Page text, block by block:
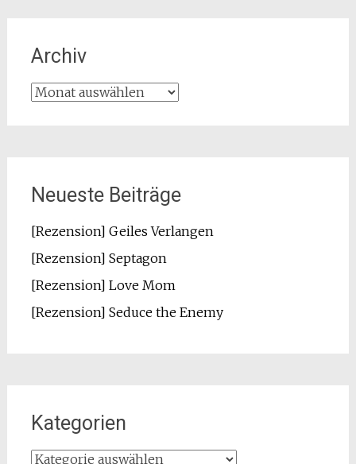
Archiv
Archiv
Neueste Beiträge
[Rezension] Geiles Verlangen
[Rezension] Septagon
[Rezension] Love Mom
[Rezension] Seduce the Enemy
Kategorien
Kategorien